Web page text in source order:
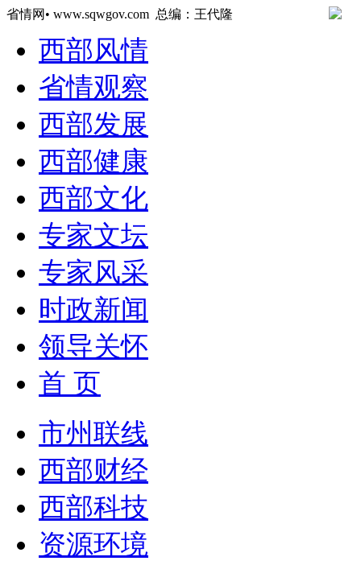
省情网• www.sqwgov.com 总编：王代隆
西部风情
省情观察
西部发展
西部健康
西部文化
专家文坛
专家风采
时政新闻
领导关怀
首 页
市州联线
西部财经
西部科技
资源环境